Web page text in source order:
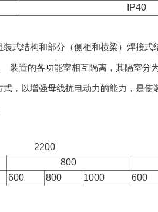
IP40
式结构和部分（侧柜和横梁）焊接式
装置的各功能室相互隔离，其隔室分
，以增强母线抗电动力的能力，是使
2200
800
600 800 1000 600